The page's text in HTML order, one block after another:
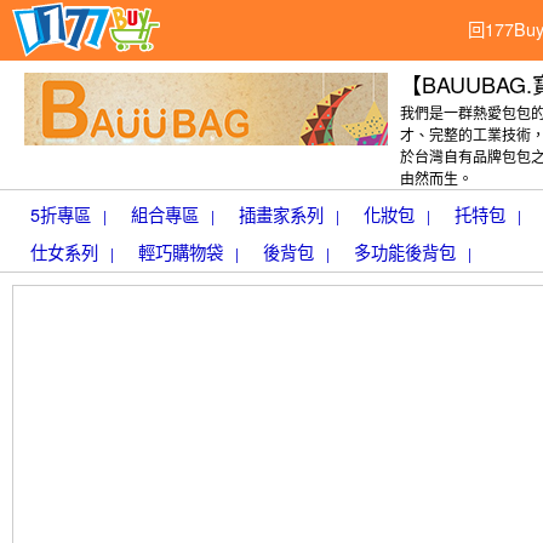
回
【
我們是一群熱愛包包
才、完整的工業技術
於台灣自有品牌包包
由然而生。
5折專區 | 組合專區 | 插畫家系列 | 化妝包 | 托特包 |
仕女系列 | 輕巧購物袋 | 後背包 | 多功能後背包 |